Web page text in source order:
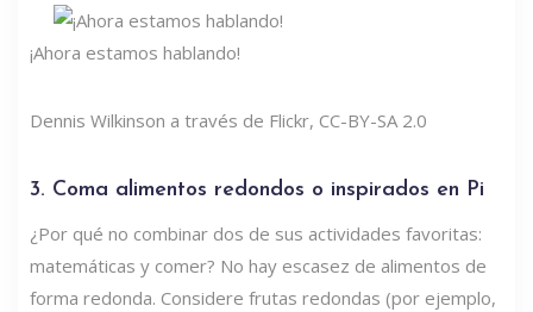
¡Ahora estamos hablando!
Dennis Wilkinson a través de Flickr, CC-BY-SA 2.0
3. Coma alimentos redondos o inspirados en Pi
¿Por qué no combinar dos de sus actividades favoritas:
matemáticas y comer? No hay escasez de alimentos de
forma redonda. Considere frutas redondas (por ejemplo,